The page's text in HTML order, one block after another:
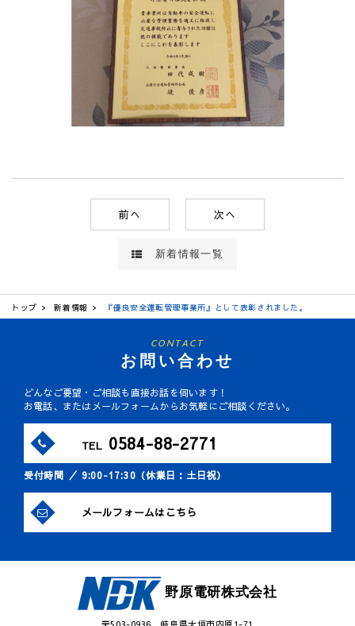
前へ 次へ
新着情報一覧
トップ 新着情報 『優良安全運転管理事業所』として表彰されました。
CONTACT
お問い合わせ
どんなご要望・ご相談も直接お話を伺います！
お電話、またはメールフォームからお気軽にご相談ください。
TEL 0584-88-2771
受付時間 ／ 9:00-17:30（休業日：土日祝）
メールフォームはこちら
野原電研株式会社